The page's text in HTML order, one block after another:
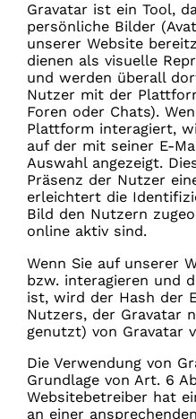
Gravatar ist ein Tool,
persönliche Bilder
unserer Website
dienen als visuelle
und werden überall
Nutzer mit der
Foren oder Chats).
Plattform interagiert,
auf der mit seiner E-
Auswahl angezeigt.
Präsenz der Nutzer
erleichtert die
Bild den Nutzern
online aktiv sind.
Wenn Sie auf unserer
bzw. interagieren und
ist, wird der Hash der
Nutzers, der Gravatar
genutzt) von Gravatar
Die Verwendung von
Grundlage von Art. 6
Websitebetreiber hat
an einer